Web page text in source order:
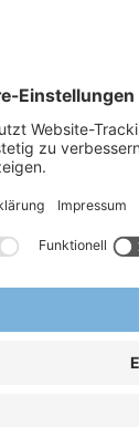
hervorragender Qualität
ESD